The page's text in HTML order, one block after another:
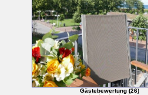
Gästebewertung (26)